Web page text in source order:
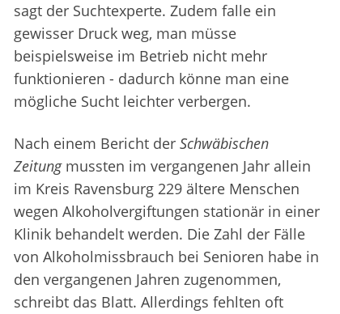
sagt der Suchtexperte. Zudem falle ein
gewisser Druck weg, man müsse
beispielsweise im Betrieb nicht mehr
funktionieren - dadurch könne man eine
mögliche Sucht leichter verbergen.
Nach einem Bericht der Schwäbischen
Zeitungmussten im vergangenen Jahr allein
im Kreis Ravensburg 229 ältere Menschen
wegen Alkoholvergiftungen stationär in einer
Klinik behandelt werden. Die Zahl der Fälle
von Alkoholmissbrauch bei Senioren habe in
den vergangenen Jahren zugenommen,
schreibt das Blatt. Allerdings fehlten oft